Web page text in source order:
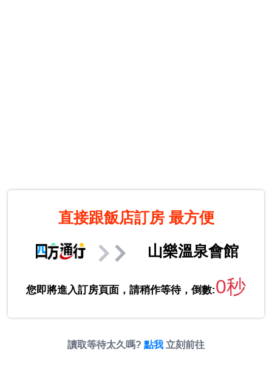
直接跟飯店訂房 最方便
山樂溫泉會館
您即將進入訂房頁面，請稍作等待，倒數:0秒
讀取等待太久嗎? 點我 立刻前往